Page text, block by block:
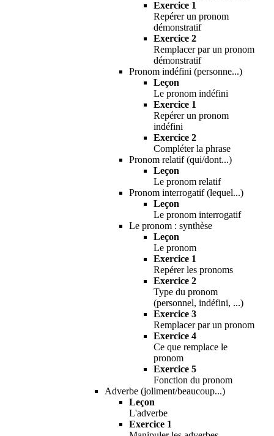
Exercice 1
Repérer un pronom
démonstratif
Exercice 2
Remplacer par un pronom
démonstratif
Pronom indéfini (personne...)
Leçon
Le pronom indéfini
Exercice 1
Repérer un pronom
indéfini
Exercice 2
Compléter la phrase
Pronom relatif (qui/dont...)
Leçon
Le pronom relatif
Pronom interrogatif (lequel...)
Leçon
Le pronom interrogatif
Le pronom : synthèse
Leçon
Le pronom
Exercice 1
Repérer les pronoms
Exercice 2
Type du pronom
(personnel, indéfini, ...)
Exercice 3
Remplacer par un pronom
Exercice 4
Ce que remplace le
pronom
Exercice 5
Fonction du pronom
Adverbe (joliment/beaucoup...)
Leçon
L'adverbe
Exercice 1